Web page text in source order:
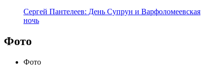
Сергей Пантелеев: День Супрун и Варфоломеевская
ночь
Фото
Фото